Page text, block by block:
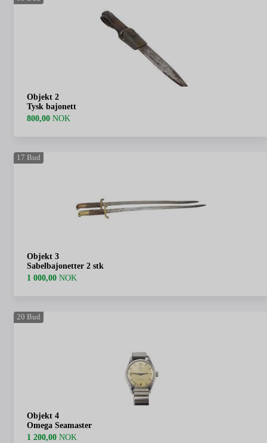
Objekt 2
Tysk bajonett
800,00 NOK
17 Bud
Objekt 3
Sabelbajonetter 2 stk
1 000,00 NOK
20 Bud
Objekt 4
Omega Seamaster
1 200,00 NOK